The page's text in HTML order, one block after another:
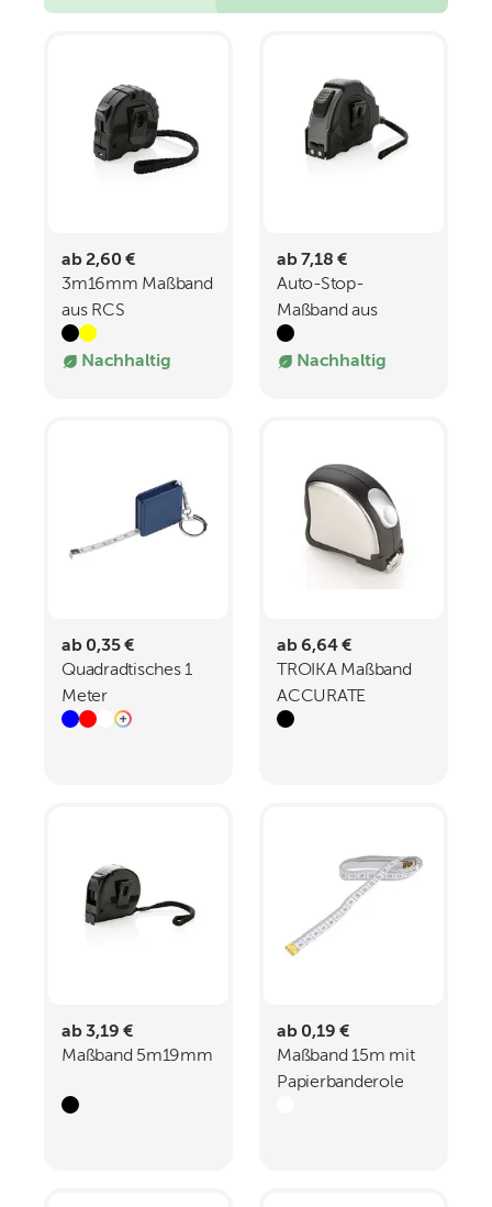
ab 2,60 €
3m16mm Maßband
aus RCS
recyceltem
Kunststoff
Nachhaltig
ab 7,18 €
Auto-Stop-
Maßband aus
recyceltem
Kunststoff
Nachhaltig
ab 0,35 €
Quadradtisches 1
Meter
Stahlbandmaß
ab 6,64 €
TROIKA Maßband
ACCURATE
ab 3,19 €
Maßband 5m19mm
ab 0,19 €
Maßband 15m mit
Papierbanderole